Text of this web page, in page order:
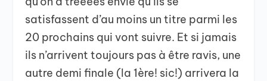
satisfassent d’au moins un titre parmi les
20 prochains qui vont suivre. Et si jamais
ils n’arrivent toujours pas à être ravis, une
autre demi finale (la 1ère! sic!) arrivera la